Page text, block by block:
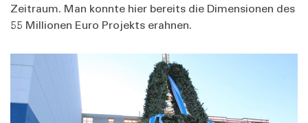
Zeitraum. Man konnte hier bereits die Dimensionen des
55 Millionen Euro Projekts erahnen.